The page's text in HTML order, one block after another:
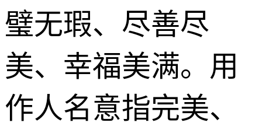
璧无瑕、尽善尽
美、幸福美满。用
作人名意指完美、